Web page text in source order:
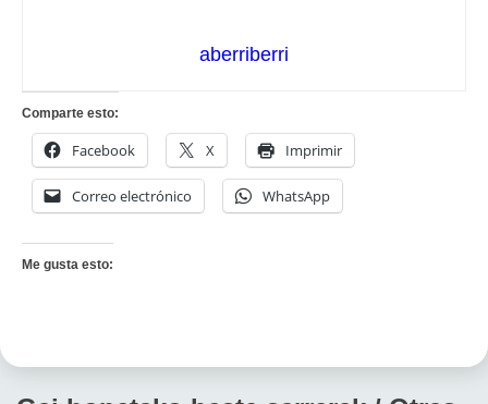
aberriberri
Comparte esto:
Facebook X Imprimir
Correo electrónico WhatsApp
Me gusta esto: